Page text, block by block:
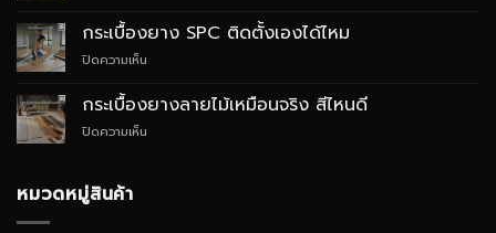
ต่าง
ยาง
SPC
Luxury
กระเบื้องยาง SPC ติดตั้งเองได้ไหม
ปิดความเห็น
ยาง
SPC
กระเบื้องยางลายไม้เหมือนจริง สีไหนดี
ปิดความเห็น
หมวดหมู่สินค้า